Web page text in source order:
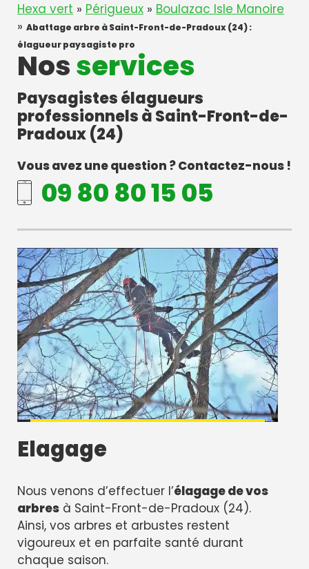
Hexa vert » Périgueux » Boulazac Isle Manoire
» Abattage arbre à Saint-Front-de-Pradoux (24) :
élagueur paysagiste pro
Nosservices
Paysagistes élagueurs
professionnels à Saint-Front-de-
Pradoux (24)
Vous avez une question ? Contactez-nous !
09 80 80 15 05
Elagage
Nous venons d’effectuer l’élagage de vos
arbres à Saint-Front-de-Pradoux (24).
Ainsi, vos arbres et arbustes restent
vigoureux et en parfaite santé durant
chaque saison.